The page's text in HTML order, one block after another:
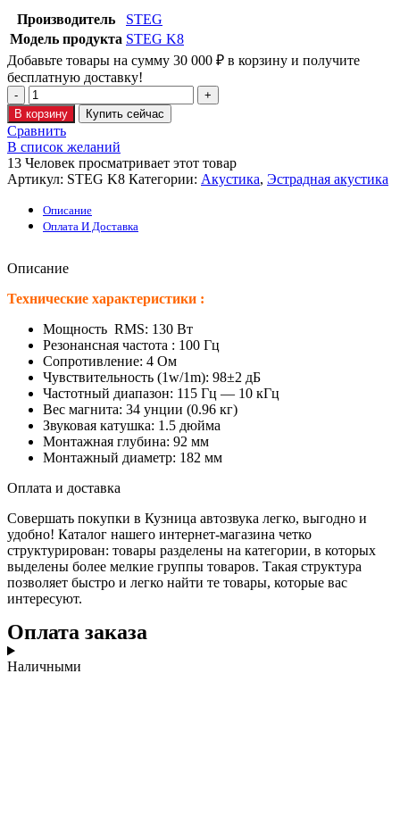
Производитель
STEG
Модель продукта STEG K8
Добавьте товары на сумму 30 000 ₽ в корзину и получите
бесплатную доставку!
В корзину Купить сейчас
Сравнить
В список желаний
13 Человек просматривает этот товар
Артикул: STEG K8 Категории: Акустика, Эстрадная акустика
Описание
Оплата И Доставка
Описание
Технические характеристики :
Мощность RMS: 130 Вт
Резонансная частота : 100 Гц
Сопротивление: 4 Ом
Чувствительность (1w/1m): 98±2 дБ
Частотный диапазон: 115 Гц — 10 кГц
Вес магнита: 34 унции (0.96 кг)
Звуковая катушка: 1.5 дюйма
Монтажная глубина: 92 мм
Монтажный диаметр: 182 мм
Оплата и доставка
Совершать покупки в Кузница автозвука легко, выгодно и
удобно! Каталог нашего интернет-магазина четко
структурирован: товары разделены на категории, в которых
выделены более мелкие группы товаров. Такая структура
позволяет быстро и легко найти те товары, которые вас
интересуют.
Оплата заказа
Наличными